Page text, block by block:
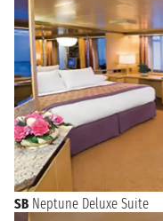
SB Neptune Deluxe Suite